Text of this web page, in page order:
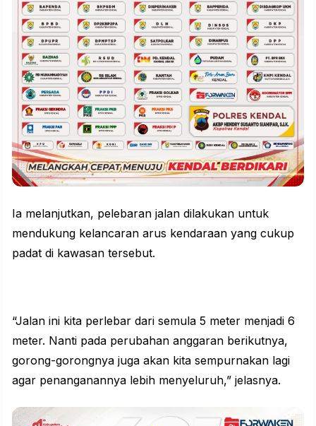
Ia melanjutkan, pelebaran jalan dilakukan untuk
mendukung kelancaran arus kendaraan yang cukup
padat di kawasan tersebut.
“Jalan ini kita perlebar dari semula 5 meter menjadi 6
meter. Nanti pada perubahan anggaran berikutnya,
gorong-gorongnya juga akan kita sempurnakan lagi
agar penanganannya lebih menyeluruh,” jelasnya.